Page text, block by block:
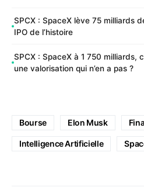
SPCX : SpaceX lève 75 milliards
IPO de l’histoire
SPCX : SpaceX à 1 750 milliards,
une valorisation qui n’en a pas ?
Bourse Elon Musk
Intelligence Artificielle